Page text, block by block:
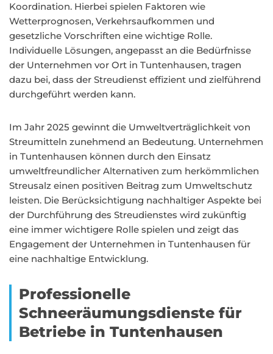
Koordination. Hierbei spielen Faktoren wie
Wetterprognosen, Verkehrsaufkommen und
gesetzliche Vorschriften eine wichtige Rolle.
Individuelle Lösungen, angepasst an die Bedürfnisse
der Unternehmen vor Ort in Tuntenhausen, tragen
dazu bei, dass der Streudienst effizient und zielführend
durchgeführt werden kann.
Im Jahr 2025 gewinnt die Umweltverträglichkeit von
Streumitteln zunehmend an Bedeutung. Unternehmen
in Tuntenhausen können durch den Einsatz
umweltfreundlicher Alternativen zum herkömmlichen
Streusalz einen positiven Beitrag zum Umweltschutz
leisten. Die Berücksichtigung nachhaltiger Aspekte bei
der Durchführung des Streudienstes wird zukünftig
eine immer wichtigere Rolle spielen und zeigt das
Engagement der Unternehmen in Tuntenhausen für
eine nachhaltige Entwicklung.
Professionelle
Schneeräumungsdienste für
Betriebe in Tuntenhausen